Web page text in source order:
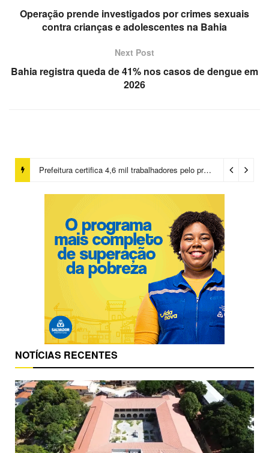
Operação prende investigados por crimes sexuais
contra crianças e adolescentes na Bahia
Next Post
Bahia registra queda de 41% nos casos de dengue em
2026
Prefeitura certifica 4,6 mil trabalhadores pelo programa Treinar para Empregar e realiza Feirão de Empregabilidade
NOTÍCIAS RECENTES